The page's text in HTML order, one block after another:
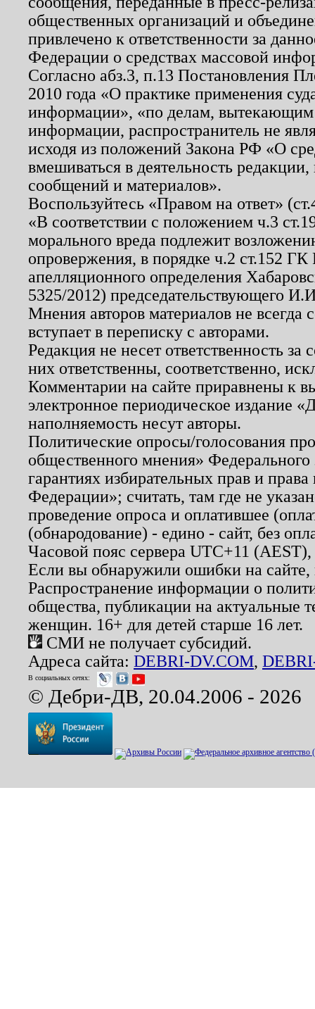
общественных организаций и
привлечено к ответственности за
Федерации о средствах массовой
Согласно абз.3, п.13 Постановления
2010 года «О практике применения
информации», «по делам, вытекающим
информации, распространитель не
исходя из положений Закона РФ «О
вмешиваться в деятельность
сообщений и материалов».
Воспользуйтесь «Правом на ответ»
«В соответствии с положением ч.3
морального вреда подлежит
опровержения, в порядке ч.2 ст.152
апелляционного определения
5325/2012) председательствующего
Мнения авторов материалов не
вступает в переписку с авторами.
Редакция не несет ответственность
них ответственны, соответственно,
Комментарии на сайте приравнены к
электронное периодическое издание
наполняемость несут авторы.
Политические опросы/голосования
общественного мнения»
гарантиях избирательных прав и
Федерации»; считать, там где не
проведение опроса и оплатившее
(обнародование) - едино - сайт, без
Часовой пояс сервера UTC+11
Если вы обнаружили ошибки на
Распространение информации о
общества, публикации на актуальные
женщин. 16+ для детей старше 16 лет.
СМИ не получает субсидий.
Адреса сайта: DEBRI-DV.COM,
В социальных сетях:
© Дебри-ДВ, 20.04.2006 - 2026